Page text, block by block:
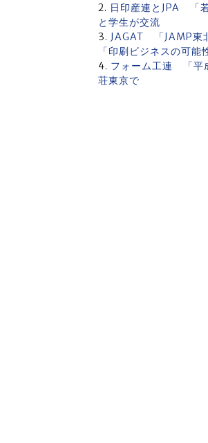
日印産連とJPA 「
と学生が交流
JAGAT 「JAMP東
「印刷ビジネスの可能
フォーム工連 「平
荘東京で